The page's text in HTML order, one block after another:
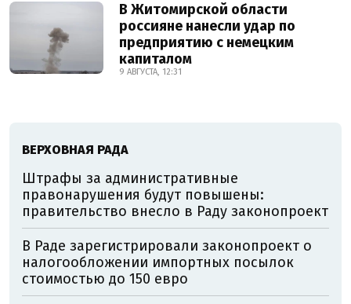
В Житомирской области
россияне нанесли удар по
предприятию с немецким
капиталом
9 АВГУСТА, 12:31
ВЕРХОВНАЯ РАДА
Штрафы за административные
правонарушения будут повышены:
правительство внесло в Раду законопроект
В Раде зарегистрировали законопроект о
налогообложении импортных посылок
стоимостью до 150 евро